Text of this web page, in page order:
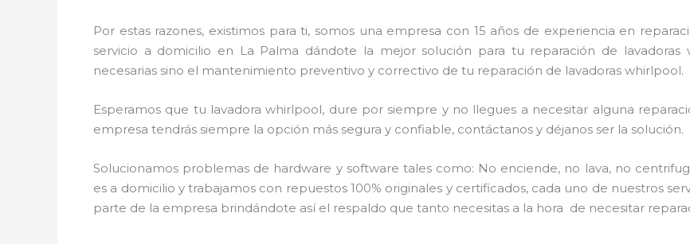
Por estas razones, existimos para ti, somos una empresa con 15 años de experiencia en
servicio a domicilio en La Palma dándote la mejor solución para tu reparación de lavadoras
necesarias sino el mantenimiento preventivo y correctivo de tu reparación de lavadoras whirlpool.
Esperamos que tu lavadora whirlpool, dure por siempre y no llegues a necesitar alguna
empresa tendrás siempre la opción más segura y confiable, contáctanos y déjanos ser la solución.
Solucionamos problemas de hardware y software tales como: No enciende, no lava, no
es a domicilio y trabajamos con repuestos 100% originales y certificados, cada uno de nuestros
parte de la empresa brindándote así el respaldo que tanto necesitas a la hora de necesitar